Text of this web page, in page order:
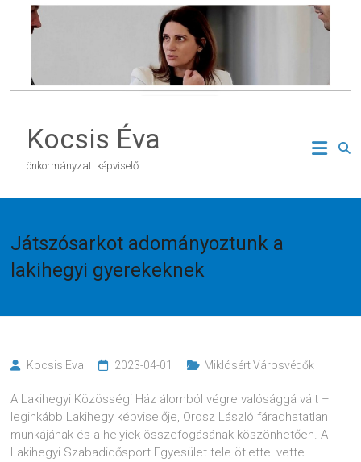
Kocsis Éva
önkormányzati képviselő
Játszósarkot adományoztunk a
lakihegyi gyerekeknek
Kocsis Eva 2023-04-01 Miklósért Városvédők
A Lakihegyi Közösségi Ház álomból végre valósággá vált –
leginkább Lakihegy képviselője, Orosz László fáradhatatlan
munkájának és a helyiek összefogásának köszönhetően. A
Lakihegyi Szabadidősport Egyesület tele ötlettel vette